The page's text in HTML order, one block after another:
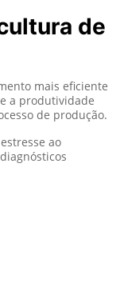
de
mais eficiente
a produtividade
de produção.
ao